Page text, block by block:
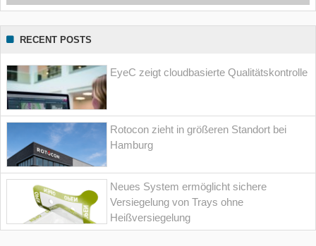
RECENT POSTS
EyeC zeigt cloudbasierte Qualitätskontrolle
Rotocon zieht in größeren Standort bei
Hamburg
Neues System ermöglicht sichere
Versiegelung von Trays ohne
Heißversiegelung